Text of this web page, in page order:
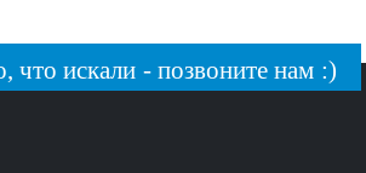
что искали - позвоните нам :)